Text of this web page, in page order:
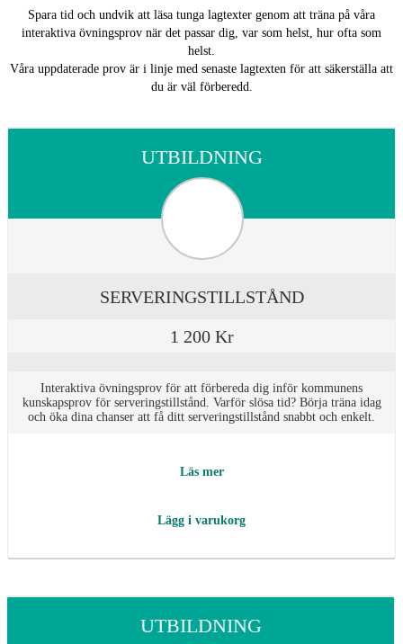
Spara tid och undvik att läsa tunga lagtexter genom att träna på våra
interaktiva övningsprov när det passar dig, var som helst, hur ofta som
helst.
Våra uppdaterade prov är i linje med senaste lagtexten för att säkerställa att
du är väl förberedd.
UTBILDNING
SERVERINGSTILLSTÅND
1 200 Kr
Interaktiva övningsprov för att förbereda dig inför kommunens
kunskapsprov för serveringstillstånd. Varför slösa tid? Börja träna idag
och öka dina chanser att få ditt serveringstillstånd snabbt och enkelt.
Läs mer
Lägg i varukorg
UTBILDNING